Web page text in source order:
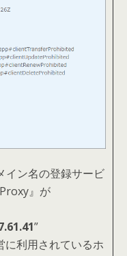
イン名の登録サービ
』が
”
に利用されているホ